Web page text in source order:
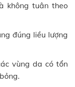
không tuân theo
đúng liều lượng
vùng da có tổn